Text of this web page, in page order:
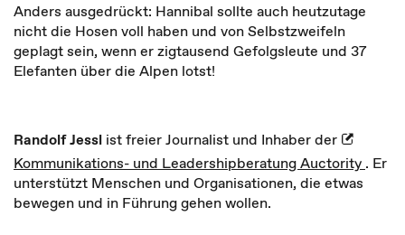
Anders ausgedrückt: Hannibal sollte auch heutzutage
nicht die Hosen voll haben und von Selbstzweifeln
geplagt sein, wenn er zigtausend Gefolgsleute und 37
Elefanten über die Alpen lotst!
Randolf Jessl ist freier Journalist und Inhaber der
Kommunikations- und Leadershipberatung Auctority . Er
unterstützt Menschen und Organisationen, die etwas
bewegen und in Führung gehen wollen.